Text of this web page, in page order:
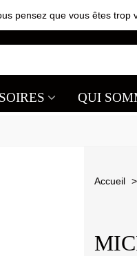
pensez que vous êtes trop
QUI
Accueil >